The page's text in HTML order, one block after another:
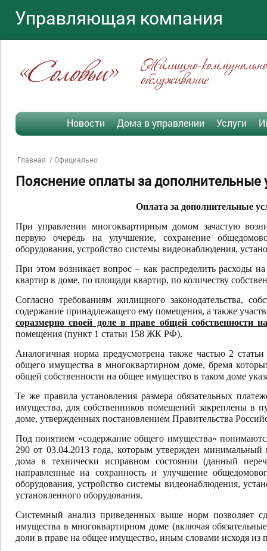
Управляющая компания
«Соловьи» Жилищно-
обслуживание
Новости Дома в управлении Услуги
Главная Официально
Пояснение оплаты за дополнительные
Оплата за дополнительные
При управлении многоквартирным домом зачастую
первую очередь на улучшение, сохранение
оборудования, устройство системы видеонаблюдения,
При этом возникает вопрос – как распределить расходы
квартир в доме, по площади квартир, по количеству
Согласно требованиям жилищного законодательства,
содержание принадлежащего ему помещения, а также
соразмерно своей доле в праве общей собственности
помещения (пункт 1 статьи 158 ЖК РФ).
Аналогичная норма предусмотрена также частью 2
общего имущества в многоквартирном доме, бремя
общей собственности на общее имущество в таком доме
Те же правила установления размера обязательных
имущества, для собственников помещений закреплены в
доме, утвержденных постановлением Правительства
Под понятием «содержание общего имущества»
290 от 03.04.2013 года, которым утвержден минимальный
дома в технически исправном состоянии (данный
направленные на сохранность и улучшение
оборудования, устройство системы видеонаблюдения,
установленного оборудования.
Системный анализ приведенных выше норм позволяет
имущества в многоквартирном доме (включая
доли в праве на общее имущество, иным словами исходя